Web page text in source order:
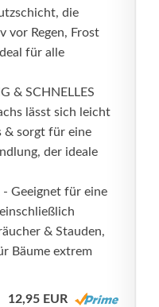
die
vor Regen, Frost
für alle
& SCHNELLES
lässt sich leicht
& sorgt für eine
der ideale
- Geeignet für eine
& Stauden,
Bäume extrem
12,95 EUR